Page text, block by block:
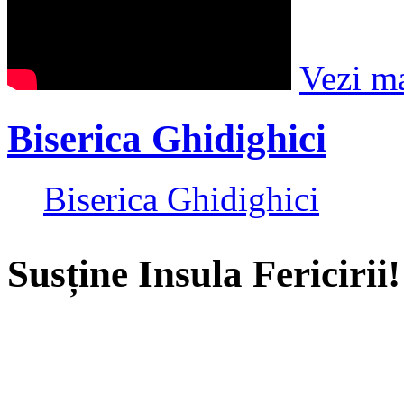
Vezi
Biserica Ghidighici
Biserica Ghidighici
Susține Insula Fericirii!